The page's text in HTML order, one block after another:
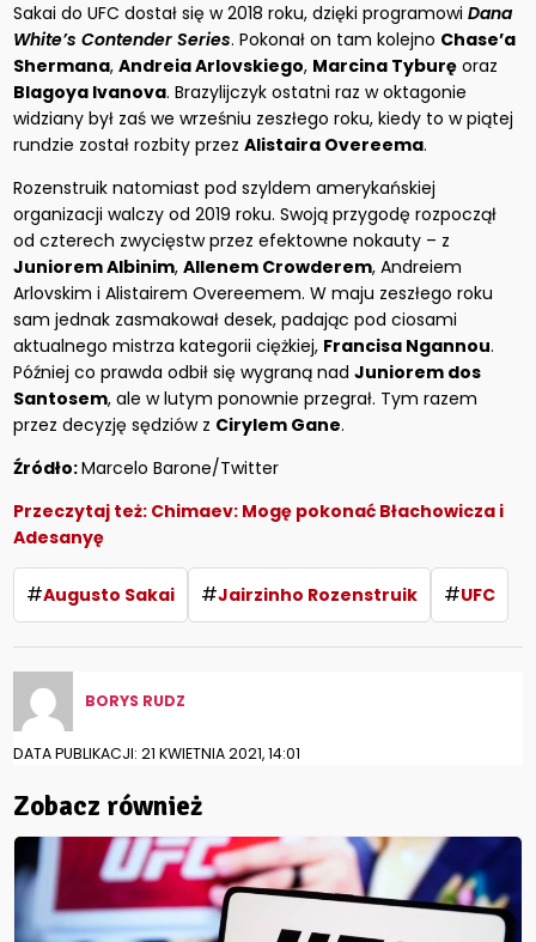
Sakai do UFC dostał się w 2018 roku, dzięki programowiDana
White’s Contender Series. Pokonał on tam kolejno Chase’a
Shermana,Andreia Arlovskiego, Marcina Tyburę oraz
Blagoya Ivanova. Brazylijczyk ostatni raz w oktagonie
widziany był zaś we wrześniu zeszłego roku, kiedy to w piątej
rundzie został rozbity przezAlistaira Overeema.
Rozenstruik natomiast pod szyldem amerykańskiej
organizacji walczy od 2019 roku. Swoją przygodę rozpoczął
od czterech zwycięstw przez efektowne nokauty – z
Juniorem Albinim,Allenem Crowderem, Andreiem
Arlovskim i Alistairem Overeemem. W maju zeszłego roku
sam jednak zasmakował desek, padając pod ciosami
aktualnego mistrza kategorii ciężkiej, Francisa Ngannou.
Później co prawda odbił się wygraną nadJuniorem dos
Santosem, ale w lutym ponownie przegrał. Tym razem
przez decyzję sędziów z Cirylem Gane.
Źródło:Marcelo Barone/Twitter
Przeczytaj też: Chimaev: Mogę pokonać Błachowicza i
Adesanyę
#Augusto Sakai #Jairzinho Rozenstruik #UFC
BORYS RUDZ
DATA PUBLIKACJI: 21 KWIETNIA 2021, 14:01
Zobacz również